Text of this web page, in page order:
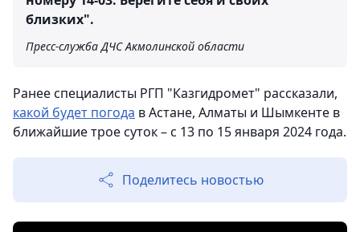
близких".
Пресс-служба ДЧС Акмолинской области
Ранее специалисты РГП "Казгидромет" рассказали,
какой будет погода в Астане, Алматы и Шымкенте в
ближайшие трое суток – с 13 по 15 января 2024 года.
Поделитесь новостью